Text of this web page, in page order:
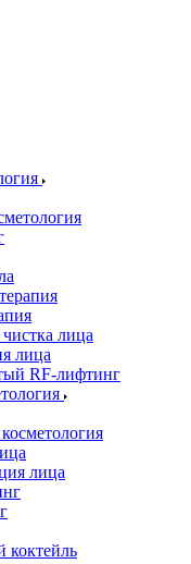
чистка лица
лица
RF-лифтинг
лица
коктейль